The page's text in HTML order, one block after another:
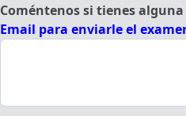
Coméntenos si tienes
Email para enviarle el